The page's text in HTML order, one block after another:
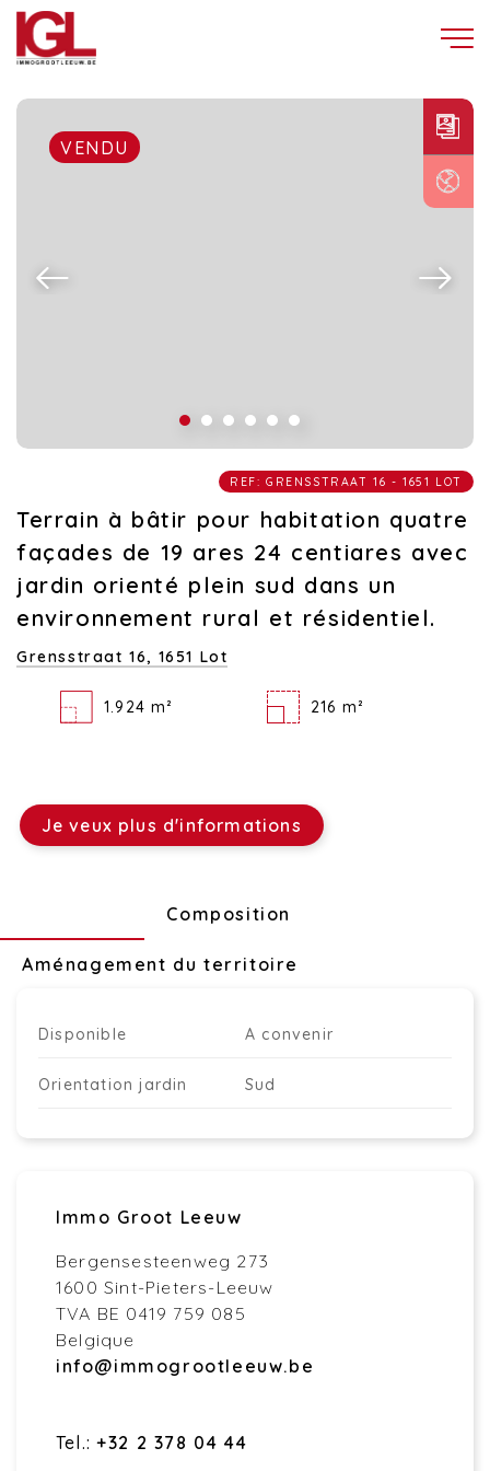
VENDU
REF: GRENSSTRAAT 16 - 1651 LOT
Terrain à bâtir pour habitation quatre
façades de 19 ares 24 centiares avec
jardin orienté plein sud dans un
environnement rural et résidentiel.
Grensstraat 16, 1651 Lot
1.924 m² 216 m²
Je veux plus d'informations
Composition
Aménagement du territoire
Disponible A convenir
Orientation jardin Sud
Immo Groot Leeuw
Bergensesteenweg 273
1600 Sint-Pieters-Leeuw
TVA BE 0419 759 085
Belgique
info@immogrootleeuw.be
Tel.: +32 2 378 04 44